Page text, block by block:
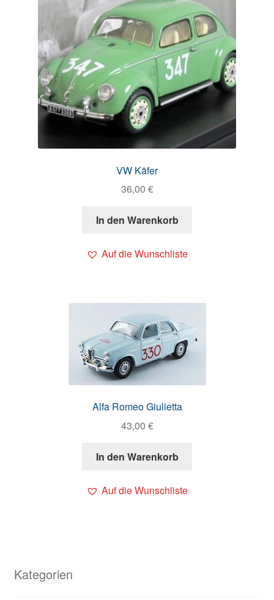
VW Käfer
36,00 €
In den Warenkorb
Auf die Wunschliste
Alfa Romeo Giulietta
43,00 €
In den Warenkorb
Auf die Wunschliste
Kategorien